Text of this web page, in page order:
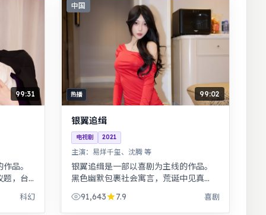
99:31
品。
题，台
成熟。科幻
中国
热播 99:02
银翼追缉
电视剧 2021
主演：易烊千玺、沈腾 等
银翼追缉是一部以喜剧为主线的作品。
黑色幽默包裹社会寓言，荒诞中见真
实。悬疑氛围层层推进，线索拼图式叙
事，结局出人意料。
91,643 7.9 喜剧